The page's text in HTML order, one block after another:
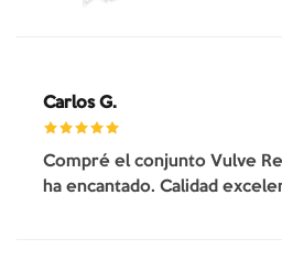
Carlos G.
Compré el conjunto Vulve
ha encantado. Calidad